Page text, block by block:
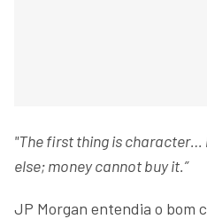
"The first thing is character…
else; money cannot buy it.”
JP Morgan entendia o bom